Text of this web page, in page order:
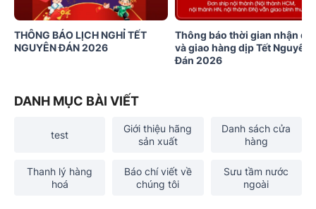
THÔNG BÁO LỊCH NGHỈ TẾT
NGUYÊN ĐÁN 2026
Thông báo thời gian nhận
và giao hàng dịp Tết Nguyên
Đán 2026
DANH MỤC BÀI VIẾT
test
Giới thiệu hãng
sản xuất
Danh sách cửa
hàng
Thanh lý hàng
hoá
Báo chí viết về
chúng tôi
Sưu tầm nước
ngoài